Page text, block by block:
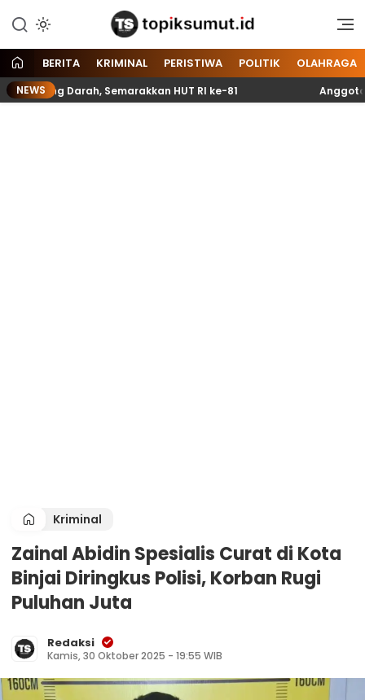
Topik Sumut
Memberitakan Seputar
dan Nasional
BERITA KRIMINAL PERISTIWA POLITIK OLAHRAGA
NEWS
Darah, Semarakkan HUT RI ke-81 Anggota
Kriminal
Zainal Abidin Spesialis Curat di Kota
Binjai Diringkus Polisi, Korban Rugi
Puluhan Juta
Redaksi
Kamis, 30 Oktober 2025 - 19:55 WIB